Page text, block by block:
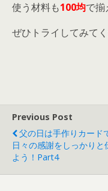
使う材料も100均で
ぜひトライしてみてく
Previous Post
父の日は手作りカード
日々の感謝をしっかりと
よう！part4